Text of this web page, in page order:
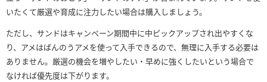
いたくて厳選や育成に注力したい場合は購入しましょう。
ただし、サンドはキャンペーン期間中に中ピックアップされ出やすくな
り、アメはばんのうアメを使って入手できるので、無理に入手する必要は
ありません。厳選の機会を増やしたい・早めに強くしたいという場合で
なければ優先度は下がります。